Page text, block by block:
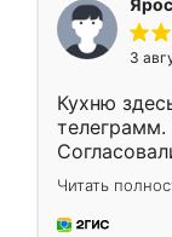
3
Кухню
недели
довольны
мебель за
Читать